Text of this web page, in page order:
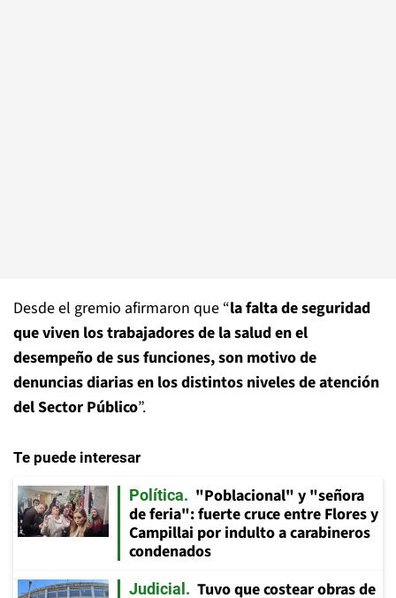
Desde el gremio afirmaron que “la falta de seguridad
que viven los trabajadores de la salud en el
desempeño de sus funciones, son motivo de
denuncias diarias en los distintos niveles de atención
del Sector Público”.
Te puede interesar
Política
"Poblacional" y "señora
de feria": fuerte cruce entre Flores y
Campillai por indulto a carabineros
condenados
Judicial
Tuvo que costear obras de